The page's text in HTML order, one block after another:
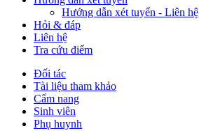
Hướng dẫn xét tuyển - Liên hệ
Hỏi & đáp
Liên hệ
Tra cứu điểm
Đối tác
Tài liệu tham khảo
Cẩm nang
Sinh viên
Phụ huynh